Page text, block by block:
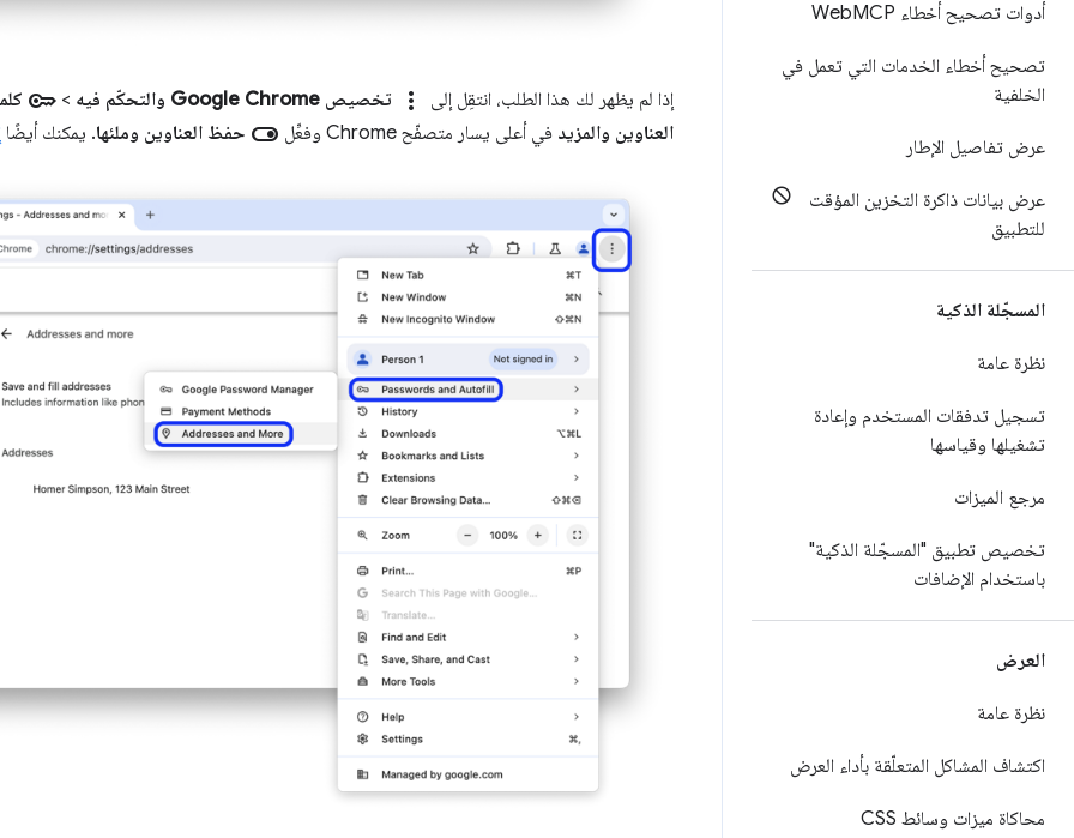
أدوات تصحيح أخطاء Web MCP
تصحيح أخطاء الخدمات التي تعمل في
الخلفية
عرض تفاصيل الإطار
عرض بيانات ذاكرة التخزين المؤقت
للتطبيق
المسجّلة الذكية
نظرة عامة
تسجيل تدفقات المستخدم وإعادة
تشغيلها وقياسها
مرجع الميزات
تخصيص تطبيق "المسجّلة الذكية"
باستخدام الإضافات
العرض
نظرة عامة
اكتشاف المشاكل المتعلّقة بأداء العرض
محاكاة ميزات وسائط CSS
إذا لم يظهر لك هذا الطلب، انتقِل إلى more_vert تخصيص Google Chrome والتحكّم فيه >
key
العناوين والمزيد في أعلى يسار متصفّح Chrome وفعِّل toggle_on حفظ العناوين وملئها. يمكنك أيضًا